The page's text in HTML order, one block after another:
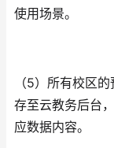
使用场景。
（5）所有校区
存至云教务后台
应数据内容。